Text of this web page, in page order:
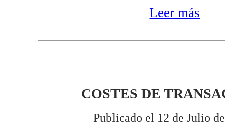
Leer más
COSTES DE
Publicado el 12 de Julio